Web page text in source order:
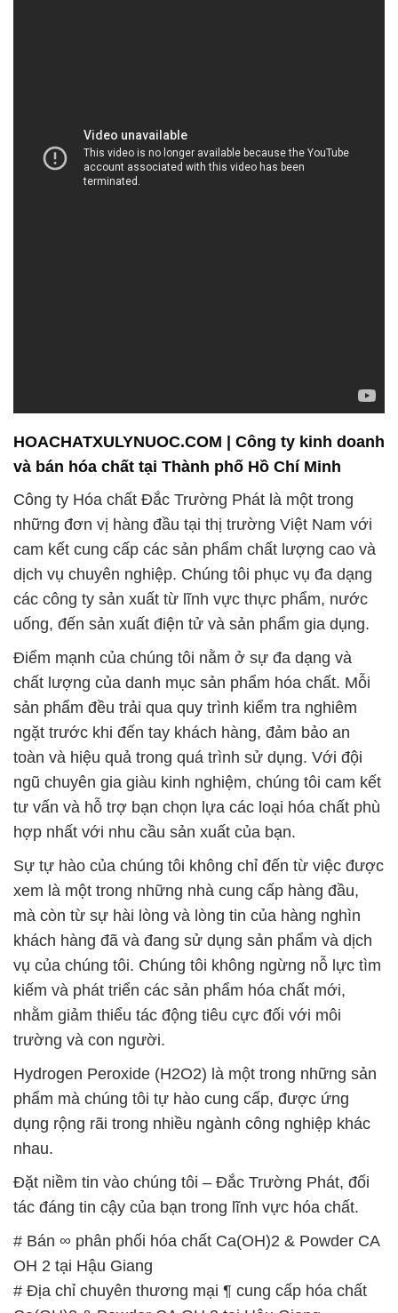
HOACHATXULYNUOC.COM | Công ty kinh doanh
và bán hóa chất tại Thành phố Hồ Chí Minh
Công ty Hóa chất Đắc Trường Phát là một trong
những đơn vị hàng đầu tại thị trường Việt Nam với
cam kết cung cấp các sản phẩm chất lượng cao và
dịch vụ chuyên nghiệp. Chúng tôi phục vụ đa dạng
các công ty sản xuất từ lĩnh vực thực phẩm, nước
uống, đến sản xuất điện tử và sản phẩm gia dụng.
Điểm mạnh của chúng tôi nằm ở sự đa dạng và
chất lượng của danh mục sản phẩm hóa chất. Mỗi
sản phẩm đều trải qua quy trình kiểm tra nghiêm
ngặt trước khi đến tay khách hàng, đảm bảo an
toàn và hiệu quả trong quá trình sử dụng. Với đội
ngũ chuyên gia giàu kinh nghiệm, chúng tôi cam kết
tư vấn và hỗ trợ bạn chọn lựa các loại hóa chất phù
hợp nhất với nhu cầu sản xuất của bạn.
Sự tự hào của chúng tôi không chỉ đến từ việc được
xem là một trong những nhà cung cấp hàng đầu,
mà còn từ sự hài lòng và lòng tin của hàng nghìn
khách hàng đã và đang sử dụng sản phẩm và dịch
vụ của chúng tôi. Chúng tôi không ngừng nỗ lực tìm
kiếm và phát triển các sản phẩm hóa chất mới,
nhằm giảm thiểu tác động tiêu cực đối với môi
trường và con người.
Hydrogen Peroxide (H2O2) là một trong những sản
phẩm mà chúng tôi tự hào cung cấp, được ứng
dụng rộng rãi trong nhiều ngành công nghiệp khác
nhau.
Đặt niềm tin vào chúng tôi – Đắc Trường Phát, đối
tác đáng tin cậy của bạn trong lĩnh vực hóa chất.
# Bán ∞ phân phối hóa chất Ca(OH)2 & Powder CA
OH 2 tại Hậu Giang
# Địa chỉ chuyên thương mại ¶ cung cấp hóa chất